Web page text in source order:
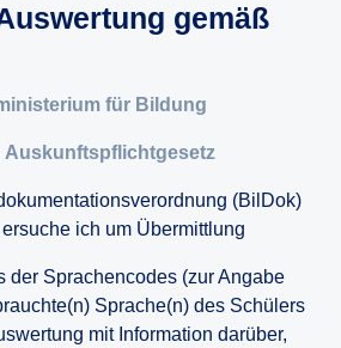
gemäß
für Bildung
Auskunftspflichtgesetz
(BilDok)
ich um Übermittlung
der Sprachencodes (zur Angabe
Sprache(n) des Schülers
mit Information darüber,